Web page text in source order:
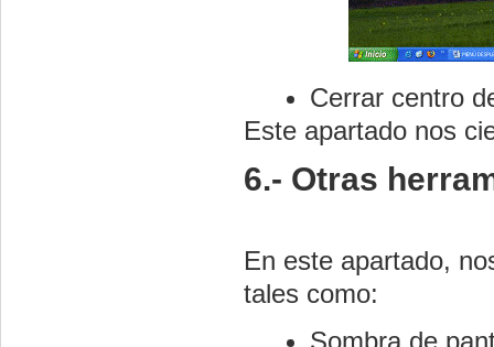
Cerrar centro
Este apartado nos
6.- Otras
En este apartado,
tales como:
Sombra de